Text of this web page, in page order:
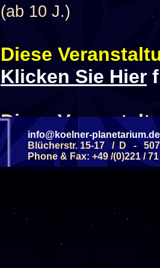
(ab 10 J.)
Diese
Klicken Sie Hier
Diese
Wochentag
SAMSTAG
info@koelner-planetarium.de
Blücherstr. 15-17 / D -
Phone & Fax: +49 /(0)221 /